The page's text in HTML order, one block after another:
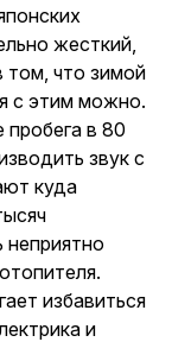
жесткий,
том, что зимой
с этим можно.
в 80
звук с
куда
неприятно
избавиться
и